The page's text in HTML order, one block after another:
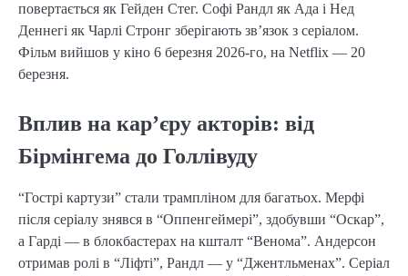
повертається як Гейден Стег. Софі Рандл як Ада і Нед
Деннегі як Чарлі Стронг зберігають зв’язок з серіалом.
Фільм вийшов у кіно 6 березня 2026-го, на Netflix — 20
березня.
Вплив на кар’єру акторів: від
Бірмінгема до Голлівуду
“Гострі картузи” стали трампліном для багатьох. Мерфі
після серіалу знявся в “Оппенгеймері”, здобувши “Оскар”,
а Гарді — в блокбастерах на кшталт “Венома”. Андерсон
отримав ролі в “Ліфті”, Рандл — у “Джентльменах”. Серіал